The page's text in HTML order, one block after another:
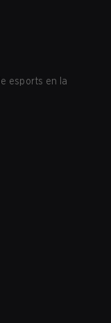
esports en la